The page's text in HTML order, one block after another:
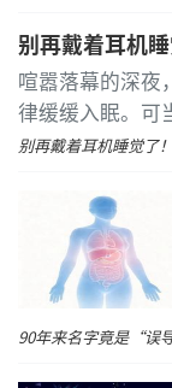
床经验，加速国
地近视人群在家
光诊疗服务，助
免责声明：
考，不作买卖依
别再戴着耳机
喧嚣落幕的深夜
律缓缓入眠。可
班”。...[详细]
别再戴着耳机睡觉了
90年来名字竟是“误